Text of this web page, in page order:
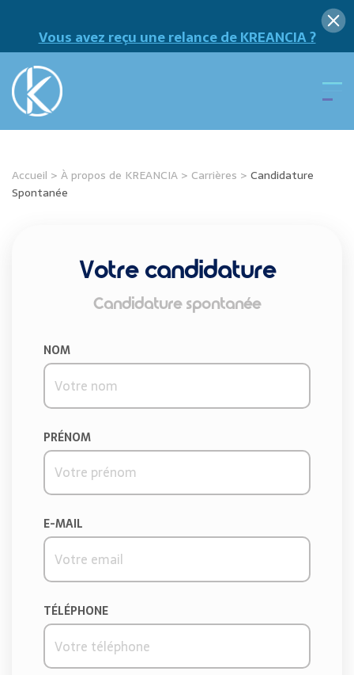
Vous avez reçu une relance de KREANCIA ?
Accueil > À propos de KREANCIA > Carrières > Candidature
Spontanée
Votre candidature
Candidature spontanée
NOM
PRÉNOM
E-MAIL
TÉLÉPHONE